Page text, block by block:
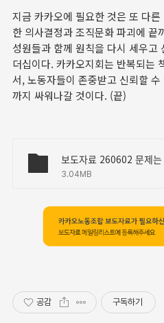
지금 카카오에 필요한 것은 또 다
한 의사결정과 조직문화 파괴에 끝
성원들과 함께 원칙을 다시 세우고
더십이다. 카카오지회는 반복되는
서, 노동자들이 존중받고 신뢰할
까지 싸워나갈 것이다. (끝)
3.04MB
공감 구독하기